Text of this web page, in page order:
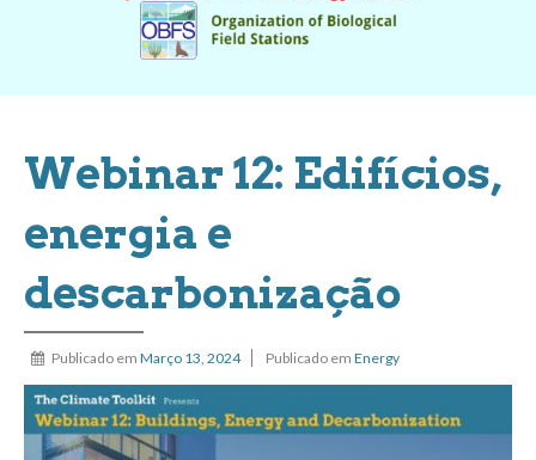
Webinar 12: Edifícios,
energia e
descarbonização
Publicado em Março 13, 2024 Publicado em Energy